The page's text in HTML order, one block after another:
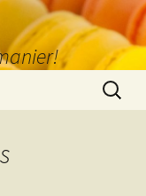
Zoeken
naar: